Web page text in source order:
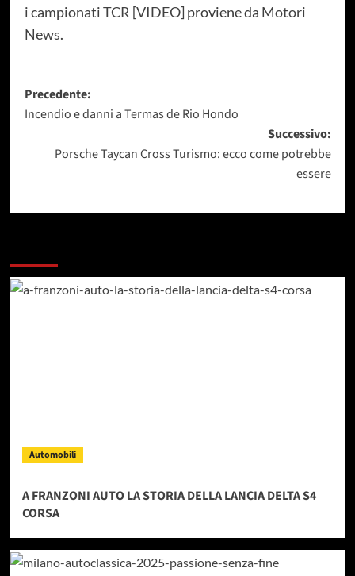
i campionati TCR [VIDEO]proviene da Motori
News.
Navigazione
articolo
Precedente:
Incendio e danni a Termas de Rio Hondo
Successivo:
Porsche Taycan Cross Turismo: ecco come potrebbe
essere
Automobili
A FRANZONI AUTO LA STORIA DELLA LANCIA DELTA S4
CORSA